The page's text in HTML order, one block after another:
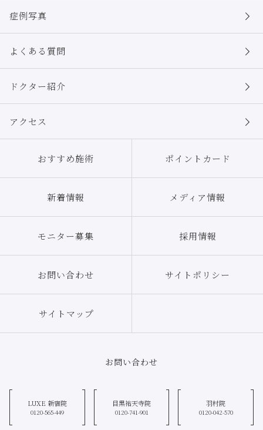
症例写真
よくある質問
ドクター紹介
アクセス
おすすめ施術 ポイントカード
新着情報 メディア情報
モニター募集 採用情報
お問い合わせ サイトポリシー
サイトマップ
お問い合わせ
LUXE 新宿院
0120-565-449
目黒祐天寺院
0120-741-901
羽村院
0120-042-570